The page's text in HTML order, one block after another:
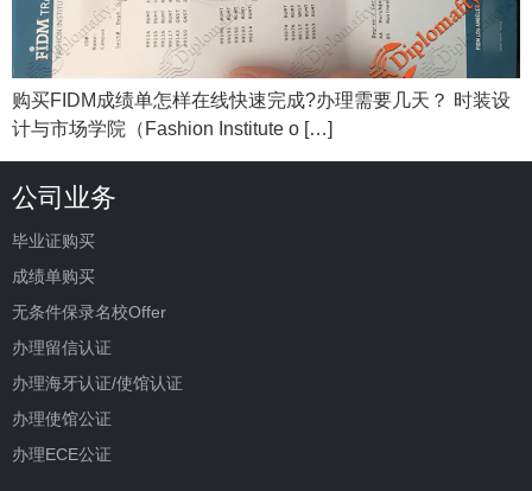
购买FIDM成绩单怎样在线快速完成?办理需要几天？ 时装设
计与市场学院（Fashion Institute o […]
公司业务
毕业证购买
成绩单购买
无条件保录名校Offer
办理留信认证
办理海牙认证/使馆认证
办理使馆公证
办理ECE公证